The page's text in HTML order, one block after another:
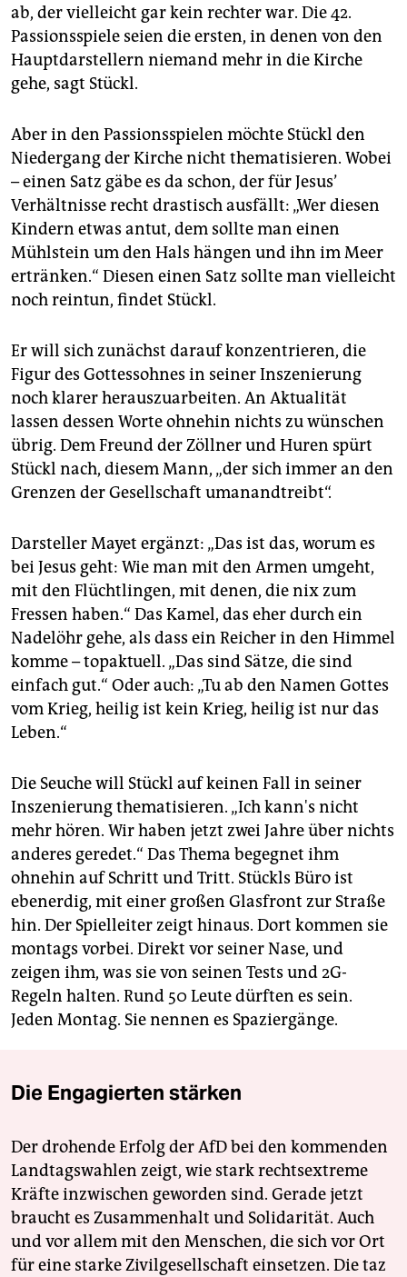
ab, der vielleicht gar kein rechter war. Die 42.
Passionsspiele seien die ersten, in denen von den
Haupt­dar­stel­le­rn niemand mehr in die Kirche
gehe, sagt Stückl.
Aber in den Passionsspielen möchte Stückl den
Niedergang der Kirche nicht thematisieren. Wobei
– einen Satz gäbe es da schon, der für Jesus’
Verhältnisse recht drastisch ausfällt: „Wer diesen
Kindern etwas antut, dem sollte man einen
Mühlstein um den Hals hängen und ihn im Meer
ertränken.“ Diesen einen Satz sollte man vielleicht
noch reintun, findet Stückl.
Er will sich zunächst darauf konzentrieren, die
Figur des Gottessohnes in seiner Inszenierung
noch klarer herauszuarbeiten. An Aktualität
lassen dessen Worte ohnehin nichts zu wünschen
übrig. Dem Freund der Zöllner und Huren spürt
Stückl nach, diesem Mann, „der sich immer an den
Grenzen der Gesellschaft umanandtreibt“.
Darsteller Mayet ergänzt: „Das ist das, worum es
bei Jesus geht: Wie man mit den Armen umgeht,
mit den Flüchtlingen, mit denen, die nix zum
Fressen haben.“ Das Kamel, das eher durch ein
Nadelöhr gehe, als dass ein Reicher in den Himmel
komme – topaktuell. „Das sind Sätze, die sind
einfach gut.“ Oder auch: „Tu ab den Namen Gottes
vom Krieg, heilig ist kein Krieg, heilig ist nur das
Leben.“
Die Seuche will Stückl auf keinen Fall in seiner
Inszenierung thematisieren. „Ich kann's nicht
mehr hören. Wir haben jetzt zwei Jahre über nichts
anderes geredet.“ Das Thema begegnet ihm
ohnehin auf Schritt und Tritt. Stückls Büro ist
ebenerdig, mit einer großen Glasfront zur Straße
hin. Der Spielleiter zeigt hinaus. Dort kommen sie
montags vorbei. Direkt vor seiner Nase, und
zeigen ihm, was sie von seinen Tests und 2G-
Regeln halten. Rund 50 Leute dürften es sein.
Jeden Montag. Sie nennen es Spaziergänge.
Die Engagierten stärken
Der drohende Erfolg der AfD bei den kommenden
Landtagswahlen zeigt, wie stark rechtsextreme
Kräfte inzwischen geworden sind. Gerade jetzt
braucht es Zusammenhalt und Solidarität. Auch
und vor allem mit den Menschen, die sich vor Ort
für eine starke Zivilgesellschaft einsetzen. Die taz